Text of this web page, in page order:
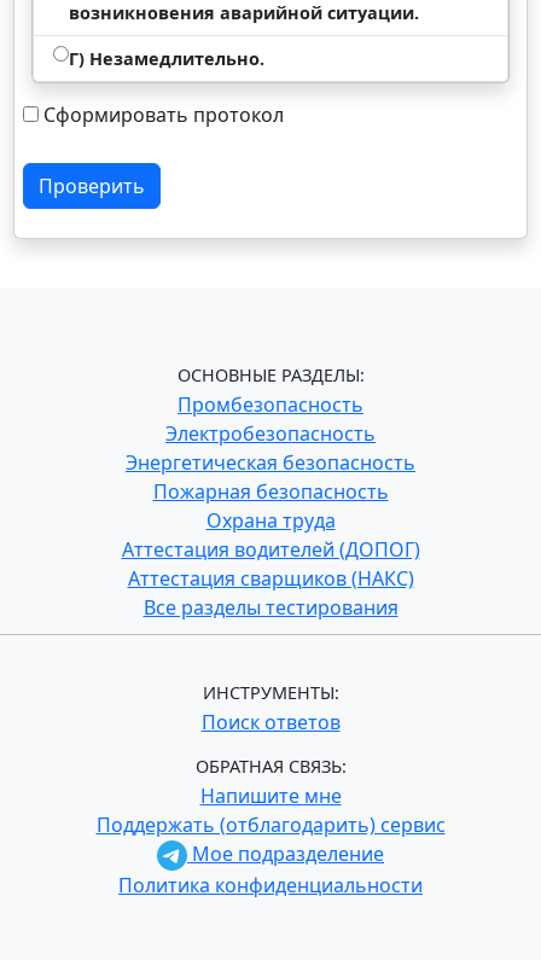
возникновения аварийной ситуации.
Г) Незамедлительно.
Сформировать протокол
Проверить
ОСНОВНЫЕ РАЗДЕЛЫ:
Промбезопасность
Электробезопасность
Энергетическая безопасность
Пожарная безопасность
Охрана труда
Аттестация водителей (ДОПОГ)
Аттестация сварщиков (НАКС)
Все разделы тестирования
ИНСТРУМЕНТЫ:
Поиск ответов
ОБРАТНАЯ СВЯЗЬ:
Напишите мне
Поддержать (отблагодарить) сервис
Мое подразделение
Политика конфиденциальности